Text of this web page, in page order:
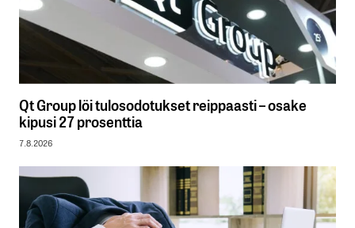
Qt Group löi tulosodotukset reippaasti – osake
kipusi 27 prosenttia
7.8.2026